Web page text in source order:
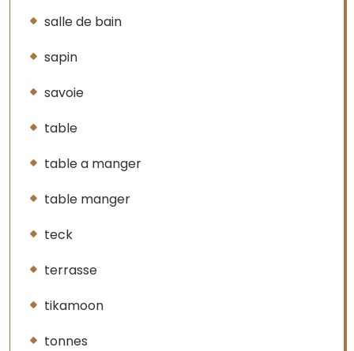
salle de bain
sapin
savoie
table
table a manger
table manger
teck
terrasse
tikamoon
tonnes